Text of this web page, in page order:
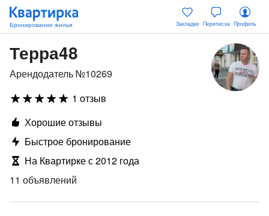
Закладки Переписка Профиль
Терра48
Арендодатель №10269
1 отзыв
Хорошие отзывы
Быстрое бронирование
На Квартирке с 2012 года
11 объявлений